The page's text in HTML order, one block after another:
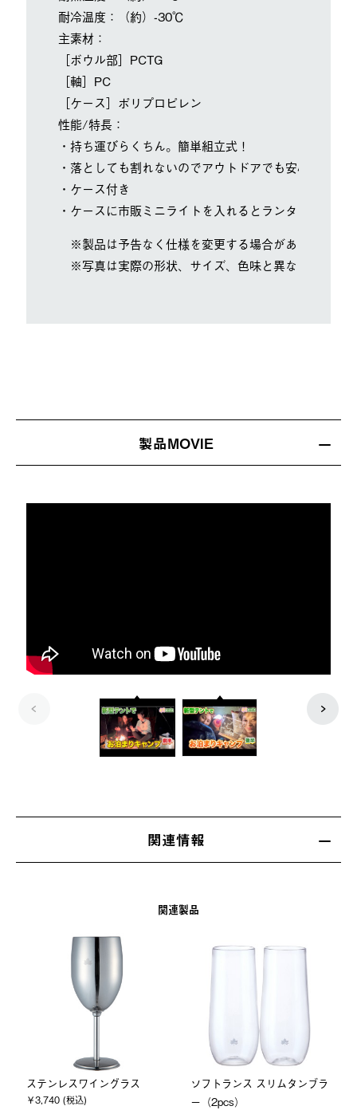
耐冷温度：（約）-30℃
主素材：
［ボウル部］PCTG
［軸］PC
［ケース］ポリプロピレン
性能/特長：
・持ち運びらくちん。簡単組立式！
・落としても割れないのでアウトドアでも安心
・ケース付き
・ケースに市販ミニライトを入れるとランタンとして
※製品は予告なく仕様を変更する場合があります。
※写真は実際の形状、サイズ、色味と異なる場合が
製品MOVIE
関連情報
関連製品
ステンレスワイングラス
￥3,740 (税込)
ソフトランス スリムタンブラ
ー（2pcs）